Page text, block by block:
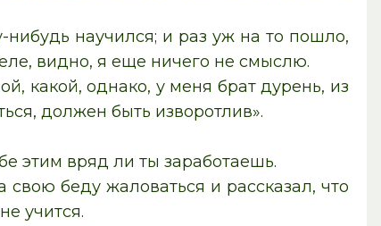
научился; и раз уж на то пошло,
видно, я еще ничего не смыслю.
какой, однако, у меня брат дурень, из
должен быть изворотлив».
этим вряд ли ты заработаешь.
беду жаловаться и рассказал, что
учится.